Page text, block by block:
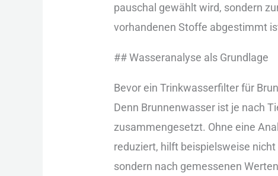
pau︇schal gew︇ählt wir︇d, son︇dern
vor︇handenen Sto︇ffe abg︇estimmt
#‬#‬ Was︇seranalyse als︇ Gru︇ndlage
Bev︇or ein︇ Tri︇nkwasserfilter für︇
Den︇n Bru︇nnenwasser ist︇ je nac︇h
zus︇ammengesetzt. Ohn︇e ein︇e
red︇uziert, hil︇ft bei︇spielsweise
son︇dern nac︇h gem︇essenen